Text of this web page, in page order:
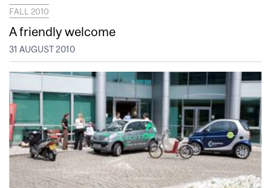
FALL 2010
A friendly welcome
31 AUGUST 2010